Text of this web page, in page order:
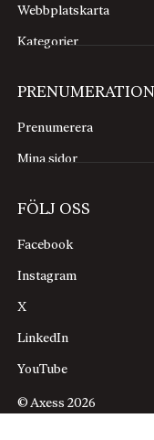
Webbplatskarta
Kategorier
PRENUMERATION
Prenumerera
Mina sidor
FÖLJ OSS
Facebook
Instagram
X
LinkedIn
YouTube
© Axess 2026